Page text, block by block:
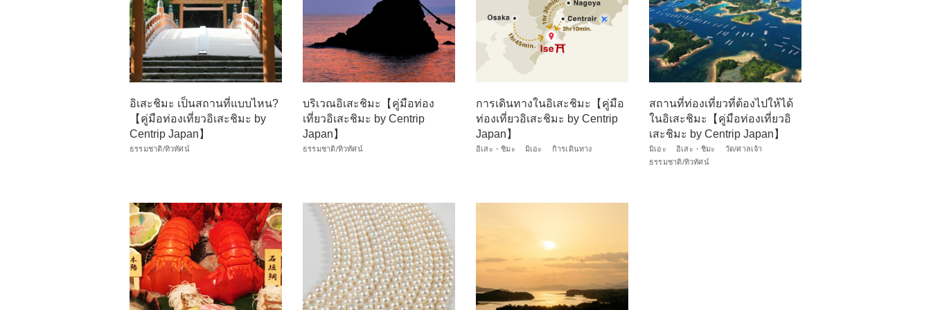
อิเสะชิมะ เป็นสถานที่แบบไหน?
【คู่มือท่องเที่ยวอิเสะชิมะ by
Centrip Japan】
ธรรมชาติ/ทิวทัศน์
บริเวณอิเสะชิมะ【คู่มือท่อง
เที่ยวอิเสะชิมะ by Centrip
Japan】
ธรรมชาติ/ทิวทัศน์
การเดินทางในอิเสะชิมะ【คู่มือ
ท่องเที่ยวอิเสะชิมะ by Centrip
Japan】
อิเสะ・ชิมะ มิเอะ กิารเดินทาง
สถานที่ท่องเที่ยวที่ต้องไปให้ได้
ในอิเสะชิมะ【คู่มือท่องเที่ยวอิ
เสะชิมะ by Centrip Japan】
มิเอะ อิเสะ・ชิมะ
วัด/ศาลเจ้า
ธรรมชาติ/ทิวทัศน์